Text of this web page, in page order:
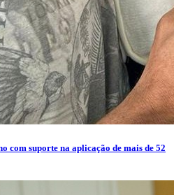
com suporte na aplicação de mais de 52